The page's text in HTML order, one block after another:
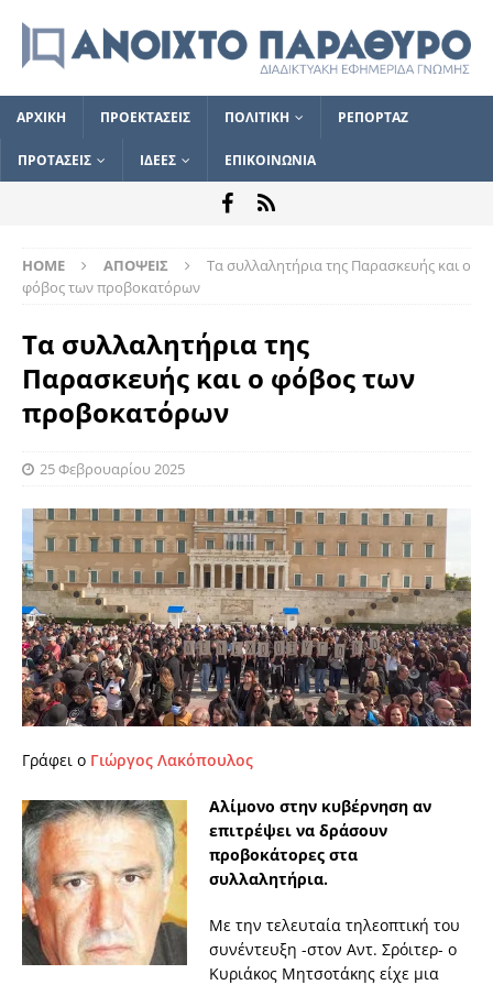
ΑΡΧΙΚΗ ΠΡΟΕΚΤΑΣΕΙΣ ΠΟΛΙΤΙΚΗ ΡΕΠΟΡΤΑΖ
ΠΡΟΤΑΣΕΙΣ ΙΔΕΕΣ ΕΠΙΚΟΙΝΩΝΙΑ
HOME ΑΠΟΨΕΙΣ
Τα συλλαλητήρια της Παρασκευής και ο
φόβος των προβοκατόρων
Τα συλλαλητήρια της
Παρασκευής και ο φόβος των
προβοκατόρων
25 Φεβρουαρίου 2025
Γράφει ο Γιώργος Λακόπουλος
Αλίμονο στην κυβέρνηση αν
επιτρέψει να δράσουν
προβοκάτορες στα
συλλαλητήρια.
Με την τελευταία τηλεοπτική του
συνέντευξη -στον Αντ. Σρόιτερ- ο
Κυριάκος Μητσοτάκης είχε μια